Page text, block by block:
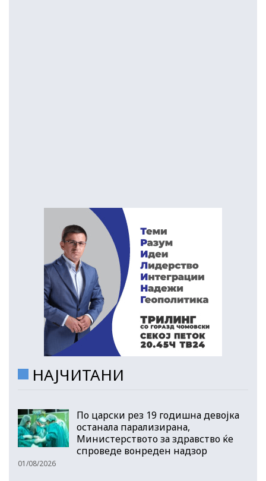
НАЈЧИТАНИ
По царски рез 19 годишна девојка
останала парализирана,
Министерството за здравство ќе
спроведе вонреден надзор
01/08/2026